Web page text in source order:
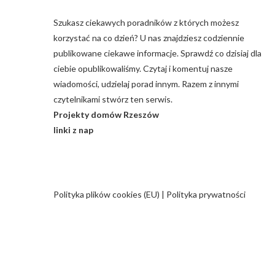
Szukasz ciekawych poradników z których możesz
korzystać na co dzień? U nas znajdziesz codziennie
publikowane ciekawe informacje. Sprawdź co dzisiaj dla
ciebie opublikowaliśmy. Czytaj i komentuj nasze
wiadomości, udzielaj porad innym. Razem z innymi
czytelnikami stwórz ten serwis.
Projekty domów Rzeszów
linki z nap
Polityka plików cookies (EU) | Polityka prywatności